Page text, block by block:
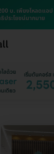
บ. เพียงโหลดแอ
ประโยชน์มากมาย